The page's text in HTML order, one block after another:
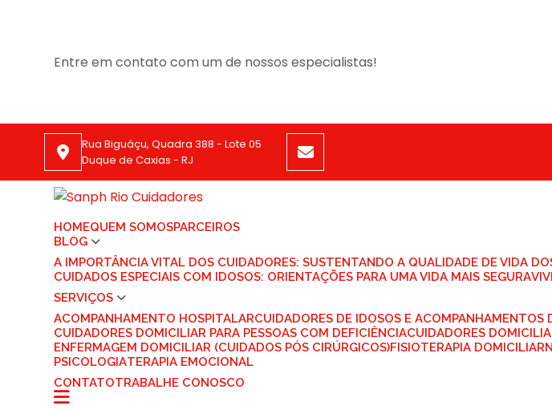
Entre em contato com um de nossos especialistas!
Rua Biguáçu, Quadra 388 - Lote 05
Duque de Caxias - RJ
HOME QUEM SOMOS PARCEIROS
BLOG
A IMPORTÂNCIA VITAL DOS CUIDADORES: SUSTENTANDO A QUALIDADE DE VIDA
CUIDADOS ESPECIAIS COM IDOSOS: ORIENTAÇÕES PARA UMA VIDA MAIS SEGURA
SERVIÇOS
ACOMPANHAMENTO HOSPITALAR
CUIDADORES DE IDOSOS E ACOMPANHAMENTOS
CUIDADORES DOMICILIAR PARA PESSOAS COM DEFICIÊNCIA
CUIDADORES
ENFERMAGEM DOMICILIAR (CUIDADOS PÓS CIRÚRGICOS) FISIOTERAPIA DOMICILIAR
PSICOLOGIA
TERAPIA EMOCIONAL
CONTATO
TRABALHE CONOSCO